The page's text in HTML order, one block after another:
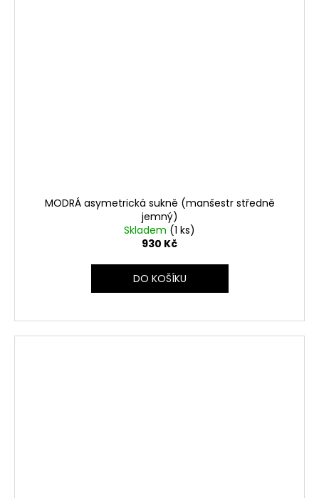
MODRÁ asymetrická sukně (manšestr středně
jemný)
Skladem (1 ks)
930 Kč
DO KOŠÍKU